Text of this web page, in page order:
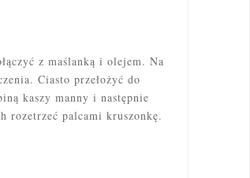
z maślanką i olejem. Na
Ciasto przełożyć do
kaszy manny i następnie
rozetrzeć palcami kruszonkę.